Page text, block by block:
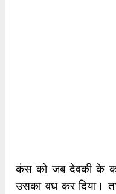
कंस को जब देवकी के
उसका वध कर दिया।